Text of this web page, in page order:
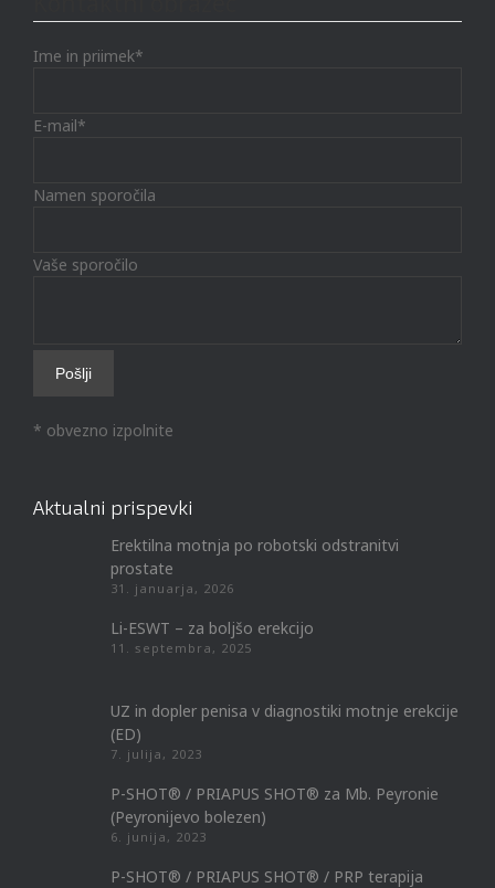
Ime in priimek*
E-mail*
Namen sporočila
Vaše sporočilo
* obvezno izpolnite
Aktualni prispevki
Erektilna motnja po robotski odstranitvi
prostate
31. januarja, 2026
Li-ESWT – za boljšo erekcijo
11. septembra, 2025
UZ in dopler penisa v diagnostiki motnje erekcije
(ED)
7. julija, 2023
P-SHOT® / PRIAPUS SHOT® za Mb. Peyronie
(Peyronijevo bolezen)
6. junija, 2023
P-SHOT® / PRIAPUS SHOT® / PRP terapija